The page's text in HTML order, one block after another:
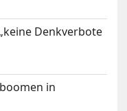
Denkverbote
in